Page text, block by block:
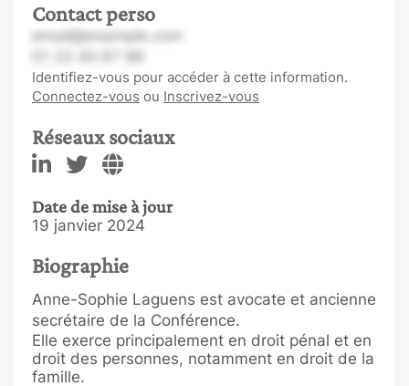
Contact perso
email@example.com
Identifiez-vous pour accéder à cette information.
Connectez-vous ou Inscrivez-vous
Réseaux sociaux
Date de mise à jour
19 janvier 2024
Biographie
Anne-Sophie Laguens est avocate et ancienne
secrétaire de la Conférence.
Elle exerce principalement en droit pénal et en
droit des personnes, notamment en droit de la
famille.